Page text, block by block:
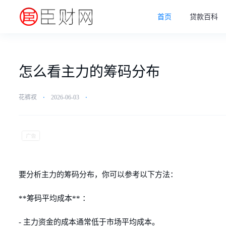
首页 贷款百科
怎么看主力的筹码分布
花裤衩 ⋅ 2026-06-03 ⋅
要分析主力的筹码分布，你可以参考以下方法：
**筹码平均成本** ：
- 主力资金的成本通常低于市场平均成本。